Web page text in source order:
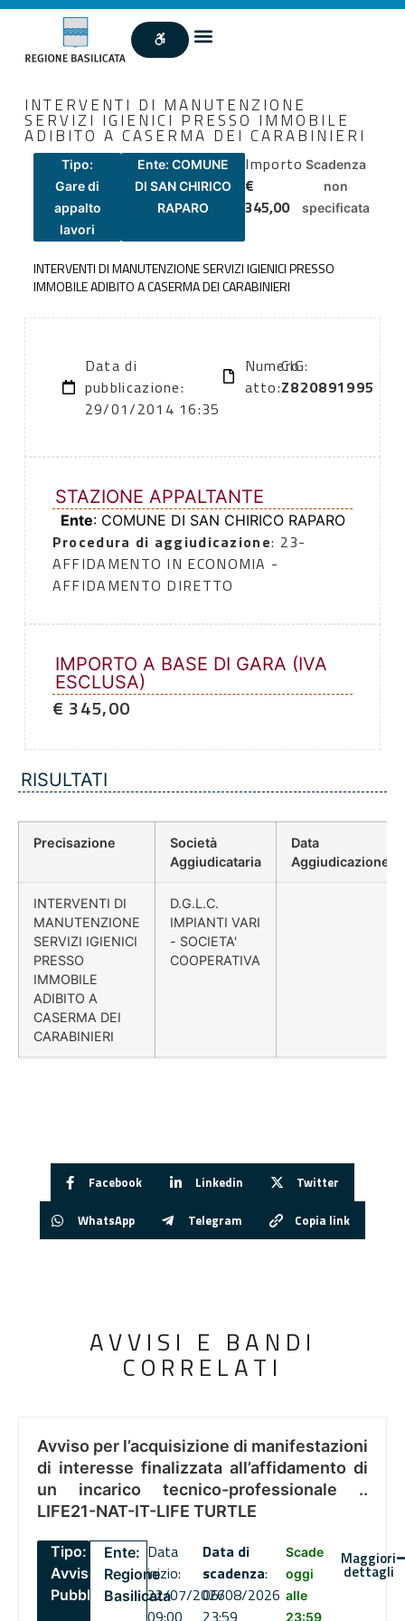
INTERVENTI DI MANUTENZIONE
SERVIZI IGIENICI PRESSO IMMOBILE
ADIBITO A CASERMA DEI CARABINIERI
Tipo:
Gare di
appalto
lavori
Ente: COMUNE
DI SAN CHIRICO
RAPARO
Importo
€
345,00
Scadenza
non
specificata
INTERVENTI DI MANUTENZIONE SERVIZI IGIENICI PRESSO
IMMOBILE ADIBITO A CASERMA DEI CARABINIERI
Data di
pubblicazione:
29/01/2014 16:35
Numero
atto:
CIG:
Z820891995
STAZIONE APPALTANTE
Ente: COMUNE DI SAN CHIRICO RAPARO
Procedura di aggiudicazione: 23-
AFFIDAMENTO IN ECONOMIA -
AFFIDAMENTO DIRETTO
IMPORTO A BASE DI GARA (IVA
ESCLUSA)
€ 345,00
RISULTATI
Precisazione
Società
Aggiudicataria
Data
Aggiudicazione
INTERVENTI DI
MANUTENZIONE
SERVIZI IGIENICI
PRESSO
IMMOBILE
ADIBITO A
CASERMA DEI
CARABINIERI
D.G.L.C.
IMPIANTI VARI
- SOCIETA'
COOPERATIVA
Facebook Linkedin Twitter
WhatsApp Telegram Copia link
AVVISI E BANDI
CORRELATI
Avviso per l’acquisizione di manifestazioni
di interesse finalizzata all’affidamento di
un incarico tecnico-professionale ..
LIFE21-NAT-IT-LIFE TURTLE
Tipo:
Avviso
Pubblico
Ente:
Regione
Basilicata
Data
inizio:
22/07/2026
Data di
scadenza:
06/08/2026
Scade
oggi
alle
23:59
Maggiori
dettagli